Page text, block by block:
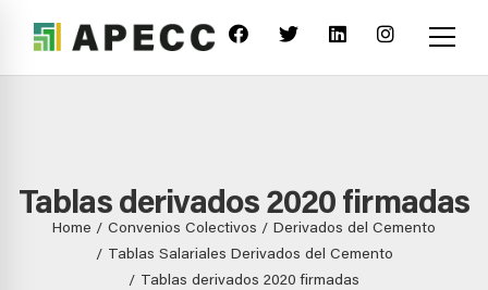
Tablas derivados 2020 firmadas
Home Convenios Colectivos
Derivados del Cemento
Tablas Salariales Derivados del Cemento
Tablas derivados 2020 firmadas